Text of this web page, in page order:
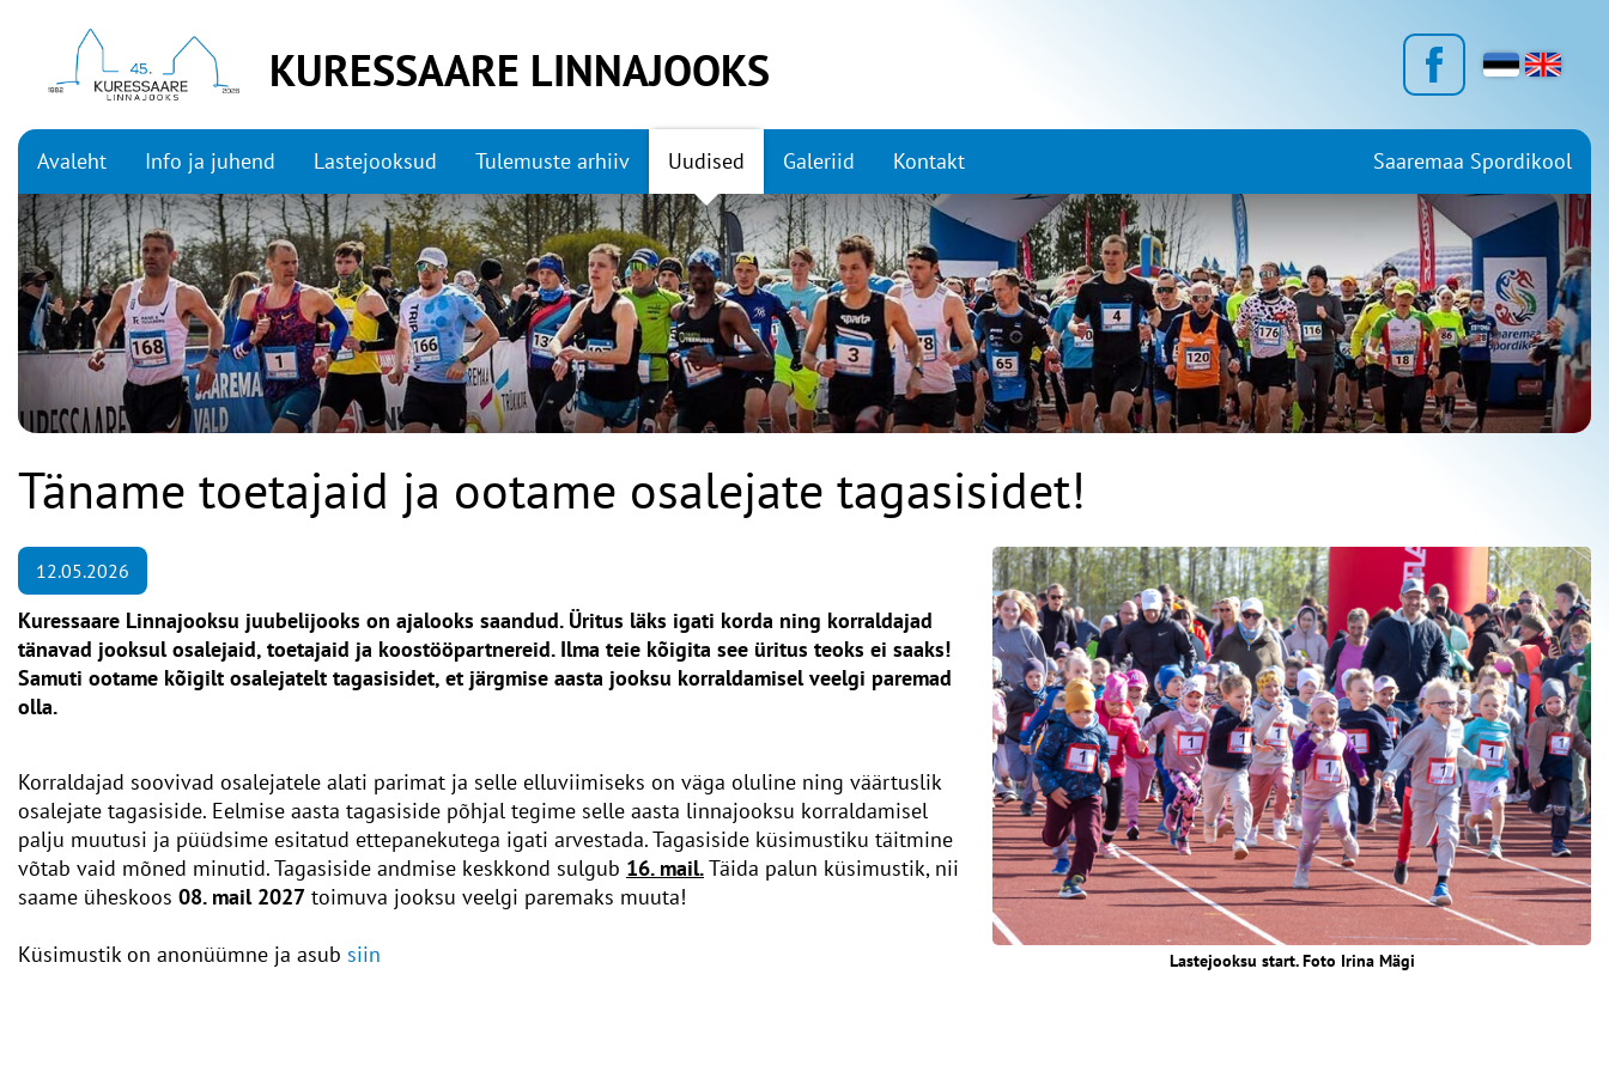
KURESSAARE LINNAJOOKS
Avaleht Info ja juhend Lastejooksud Tulemuste arhiiv Uudised Galeriid Kontakt Saaremaa Spordikool
Täname toetajaid ja ootame osalejate tagasisidet!
12.05.2026
Lastejooksu start. Foto Irina Mägi
Kuressaare Linnajooksu juubelijooks on ajalooks saandud. Üritus läks igati korda ning korraldajad
tänavad jooksul osalejaid, toetajaid ja koostööpartnereid. Ilma teie kõigita see üritus teoks ei saaks!
Samuti ootame kõigilt osalejatelt tagasisidet, et järgmise aasta jooksu korraldamisel veelgi paremad
olla.
Korraldajad soovivad osalejatele alati parimat ja selle elluviimiseks on väga oluline ning väärtuslik
osalejate tagasiside. Eelmise aasta tagasiside põhjal tegime selle aasta linnajooksu korraldamisel
palju muutusi ja püüdsime esitatud ettepanekutega igati arvestada. Tagasiside küsimustiku täitmine
võtab vaid mõned minutid. Tagasiside andmise keskkond sulgub 16. mail.Täida palun küsimustik, nii
saame üheskoos 08. mail 2027 toimuva jooksu veelgi paremaks muuta!
Küsimustik on anonüümne ja asub siin